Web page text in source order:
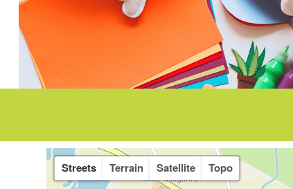
Streets Terrain Satellite Topo